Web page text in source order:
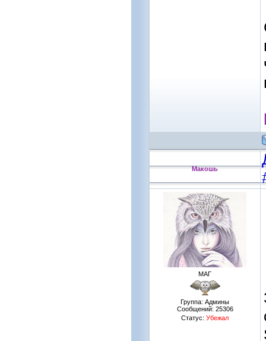
Макошь
МАГ
Группа: Админы
Сообщений: 25306
Статус: Убежал